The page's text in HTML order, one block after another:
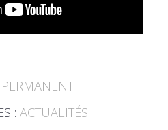
: ACTUALITÉS!